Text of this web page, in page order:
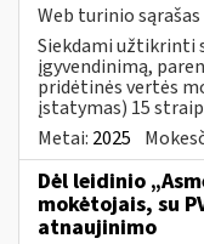
Web turinio sąrašas
Siekdami užtikrinti
įgyvendinimą,
pridėtinės vertės
įstatymas) 15
Metai: 2025
Dėl leidinio
mokėtojais, su
atnaujinimo